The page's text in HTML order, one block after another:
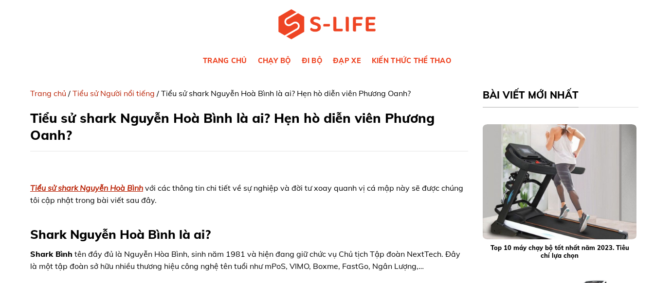
TRANG CHỦ CHẠY BỘ ĐI BỘ ĐẠP XE KIẾN THỨC THỂ THAO
Trang chủ / Tiểu sử Người nổi tiếng / Tiểu sử shark Nguyễn Hoà Bình là ai? Hẹn hò diễn viên Phương Oanh?
Tiểu sử shark Nguyễn Hoà Bình là ai? Hẹn hò diễn viên Phương
Oanh?
Tiểu sử shark Nguyễn Hoà Bình với các thông tin chi tiết về sự nghiệp và đời tư xoay quanh vị cá mập này sẽ được chúng
tôi cập nhật trong bài viết sau đây.
Shark Nguyễn Hoà Bình là ai?
Shark Bình tên đầy đủ là Nguyễn Hòa Bình, sinh năm 1981 và hiện đang giữ chức vụ Chủ tịch Tập đoàn NextTech. Đây
là một tập đoàn sở hữu nhiều thương hiệu công nghệ tên tuổi như mPoS, VIMO, Boxme, FastGo, Ngân Lượng,…
BÀI VIẾT MỚI NHẤT
Top 10 máy chạy bộ tốt nhất năm 2023. Tiêu
chí lựa chọn